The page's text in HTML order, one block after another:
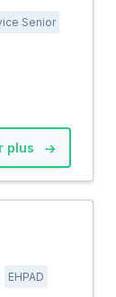
Senior
plus
EHPAD